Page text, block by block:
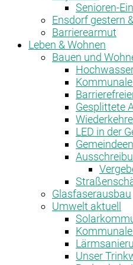
Senioren-
Ensdorf gestern
Barrierearmut
Leben & Wohnen
Bauen und
Gesplittete
LED in der
Glasfaserausbau
Umwelt aktuell
Unser